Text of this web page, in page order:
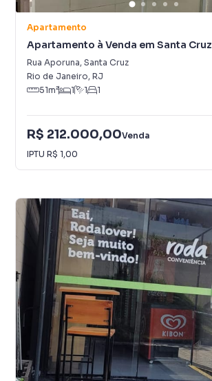
Apartamento
Apartamento à Venda em Santa Cruz
Rua Aporuna, Santa Cruz
Rio de Janeiro, RJ
51m² 1 1 1
R$ 212.000,00Venda
IPTU R$ 1,00